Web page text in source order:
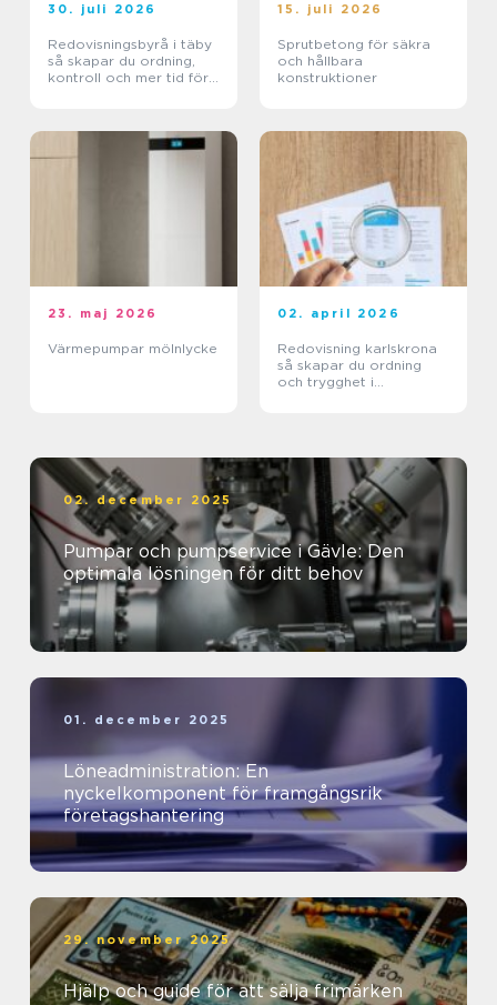
30. juli 2026
Redovisningsbyrå i täby
så skapar du ordning,
kontroll och mer tid för
15. juli 2026
Sprutbetong för säkra
och hållbara
konstruktioner
23. maj 2026
Värmepumpar mölnlycke
02. april 2026
Redovisning karlskrona
så skapar du ordning
och trygghet i
02. december 2025
Pumpar och pumpservice i Gävle: Den
optimala lösningen för ditt behov
01. december 2025
Löneadministration: En
nyckelkomponent för framgångsrik
företagshantering
29. november 2025
Hjälp och guide för att sälja frimärken